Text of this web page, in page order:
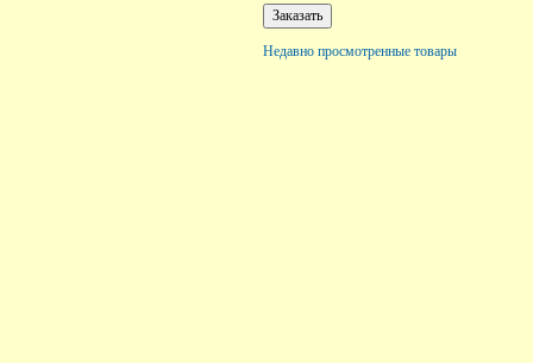
Недавно просмотренные товары